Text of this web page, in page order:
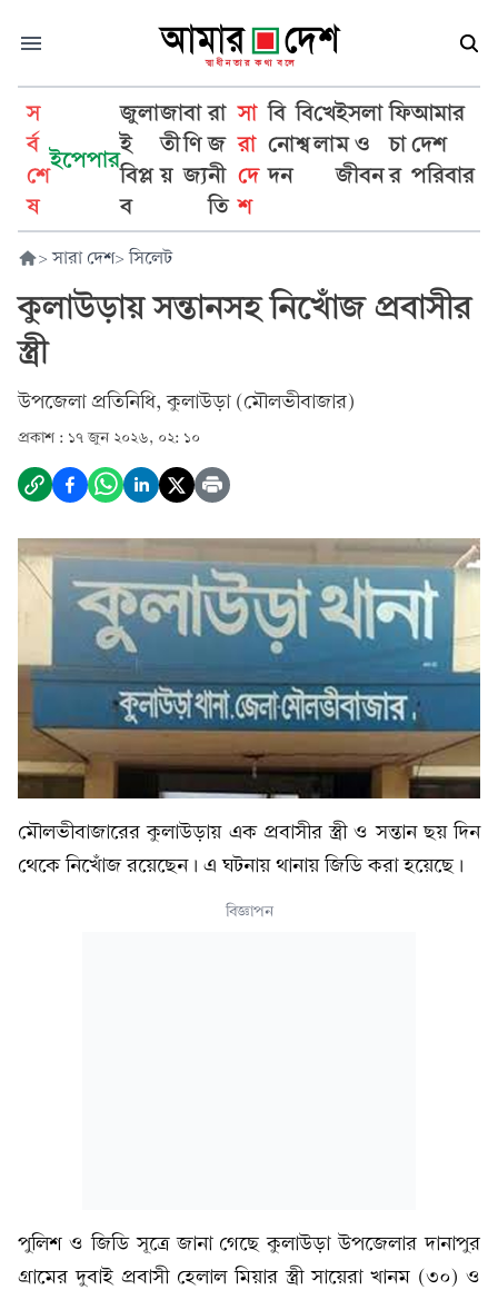
স
র্ব
শে
ষ
ইপেপার
জুলা
ই
বিপ্ল
ব
জা
তী
য়
বা
ণি
জ্য
রা
জ
নী
তি
সা
রা
দে
শ
বি
নো
দন
বি
শ্ব
খে
লা
ইসলা
ম ও
জীবন
ফি
চা
র
আমার
দেশ
পরিবার
> সারা দেশ> সিলেট
কুলাউড়ায় সন্তানসহ নিখোঁজ প্রবাসীর
স্ত্রী
উপজেলা প্রতিনিধি, কুলাউড়া (মৌলভীবাজার)
প্রকাশ : ১৭ জুন ২০২৬, ০২: ১০
মৌলভীবাজারের কুলাউড়ায় এক প্রবাসীর স্ত্রী ও সন্তান ছয় দিন
থেকে নিখোঁজ রয়েছেন। এ ঘটনায় থানায় জিডি করা হয়েছে।
বিজ্ঞাপন
পুলিশ ও জিডি সূত্রে জানা গেছে কুলাউড়া উপজেলার দানাপুর
গ্রামের দুবাই প্রবাসী হেলাল মিয়ার স্ত্রী সায়েরা খানম (৩০) ও